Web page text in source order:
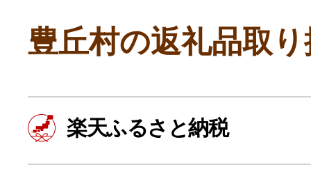
豊丘村の返礼品取
楽天ふるさと納税